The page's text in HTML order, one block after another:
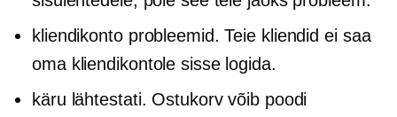
kliendikonto probleemid. Teie kliendid ei saa
oma kliendikontole sisse logida.
käru lähtestati. Ostukorv võib poodi